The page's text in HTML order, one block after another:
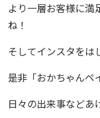
より一層お客様に満
ね！
そしてインスタをは
是非「おかちゃんペ
日々の出来事など